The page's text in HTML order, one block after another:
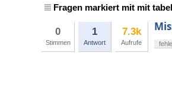
Fragen markiert mit mit
0
Stimmen
1
Antwort
7.3k
Aufrufe